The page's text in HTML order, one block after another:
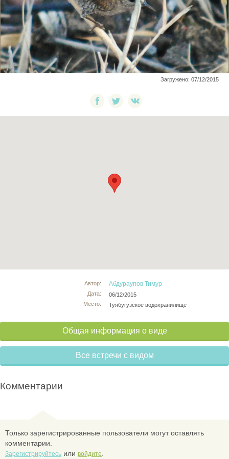
Загружено: 07/12/2015
Автор:
Дата:
Место:
Абдураупов Тимур
06/12/2015
Туябугузское водохранилище
Общая информация о виде
Все встречи с видом
Комментарии
Только зарегистрированные пользователи могут оставлять
комментарии.
Зарегистрируйтесь или войдите